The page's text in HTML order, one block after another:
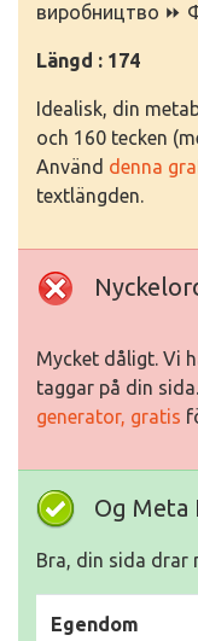
виробництво ⏩
Längd : 174
Idealisk, din
och 160 tecken
Använd denna
textlängden.
Mycket dåligt. Vi
taggar på din
generator, gratis
Og Meta
Bra, din sida drar
Egendom